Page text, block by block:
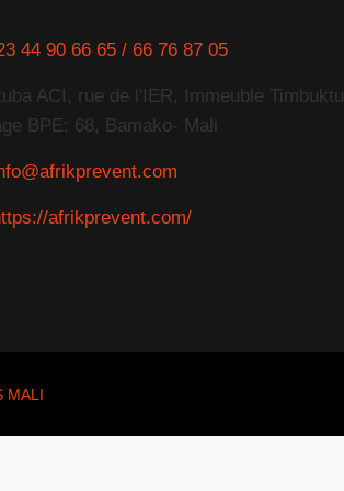
44 90 66 65 / 66 76 87 05
ACI, rue de l'IER, Immeuble
BPE: 68, Bamako- Mali
afrikprevent.com/
MALI